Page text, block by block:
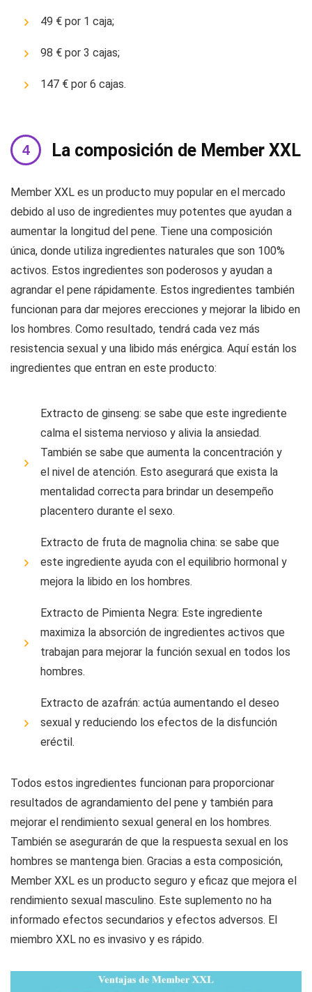
49 € por 1 caja;
98 € por 3 cajas;
147 € por 6 cajas.
La composición de Member XXL
Member XXL es un producto muy popular en el mercado
debido al uso de ingredientes muy potentes que ayudan a
aumentar la longitud del pene. Tiene una composición
única, donde utiliza ingredientes naturales que son 100%
activos. Estos ingredientes son poderosos y ayudan a
agrandar el pene rápidamente. Estos ingredientes también
funcionan para dar mejores erecciones y mejorar la libido en
los hombres. Como resultado, tendrá cada vez más
resistencia sexual y una libido más enérgica. Aquí están los
ingredientes que entran en este producto:
Extracto de ginseng: se sabe que este ingrediente
calma el sistema nervioso y alivia la ansiedad.
También se sabe que aumenta la concentración y
el nivel de atención. Esto asegurará que exista la
mentalidad correcta para brindar un desempeño
placentero durante el sexo.
Extracto de fruta de magnolia china: se sabe que
este ingrediente ayuda con el equilibrio hormonal y
mejora la libido en los hombres.
Extracto de Pimienta Negra: Este ingrediente
maximiza la absorción de ingredientes activos que
trabajan para mejorar la función sexual en todos los
hombres.
Extracto de azafrán: actúa aumentando el deseo
sexual y reduciendo los efectos de la disfunción
eréctil.
Todos estos ingredientes funcionan para proporcionar
resultados de agrandamiento del pene y también para
mejorar el rendimiento sexual general en los hombres.
También se asegurarán de que la respuesta sexual en los
hombres se mantenga bien. Gracias a esta composición,
Member XXL es un producto seguro y eficaz que mejora el
rendimiento sexual masculino. Este suplemento no ha
informado efectos secundarios y efectos adversos. El
miembro XXL no es invasivo y es rápido.